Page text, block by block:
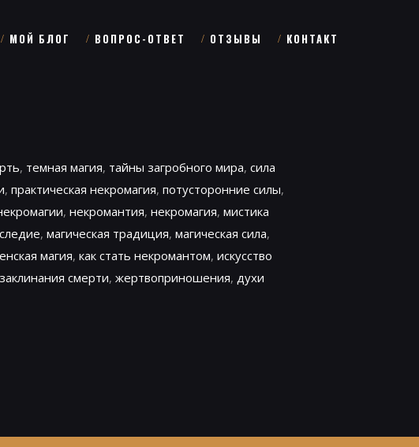
МОЙ БЛОГ ВОПРОС-ОТВЕТ ОТЗЫВЫ КОНТАКТ
, темная магия, тайны загробного мира, сила
, практическая некромагия, потусторонние силы,
, некромантия, некромагия, мистика
, магическая традиция, магическая сила,
магия, как стать некромантом, искусство
заклинания смерти, жертвоприношения, духи